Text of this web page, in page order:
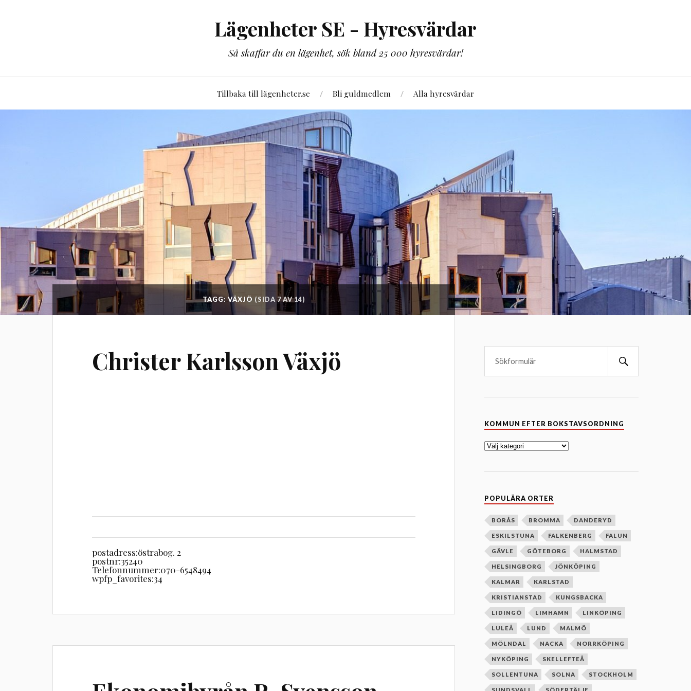
Lägenheter SE - Hyresvärdar
Så skaffar du en lägenhet, sök bland 25 000 hyresvärdar!
Tillbaka till lägenheter.se Bli guldmedlem Alla hyresvärdar
TAGG: VÄXJÖ (SIDA 7 AV 14)
Christer Karlsson Växjö
postadress:östrabog. 2
postnr:35240
Telefonnummer:070-6548494
wpfp_favorites:34
KOMMUN EFTER BOKSTAVSORDNING
e
k
s
n
POPULÄRA ORTER
BORÅS BROMMA DANDERYD
ESKILSTUNA FALKENBERG FALUN
GÄVLE GÖTEBORG HALMSTAD
HELSINGBORG JÖNKÖPING
KALMAR KARLSTAD
KRISTIANSTAD KUNGSBACKA
LIDINGÖ LIMHAMN LINKÖPING
LULEÅ LUND MALMÖ
MÖLNDAL NACKA NORRKÖPING
NYKÖPING SKELLEFTEÅ
SOLLENTUNA SOLNA STOCKHOLM